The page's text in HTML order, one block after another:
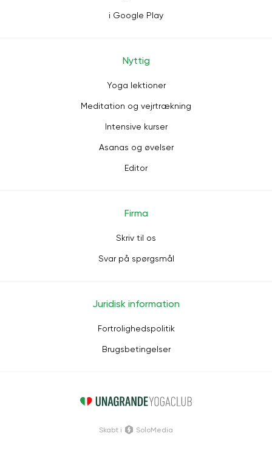
i Google Play
Nyttig
Yoga lektioner
Meditation og vejrtrækning
Intensive kurser
Asanas og øvelser
Editor
Firma
Skriv til os
Svar på spørgsmål
Juridisk information
Fortrolighedspolitik
Brugsbetingelser
Skabt i SoloMedia